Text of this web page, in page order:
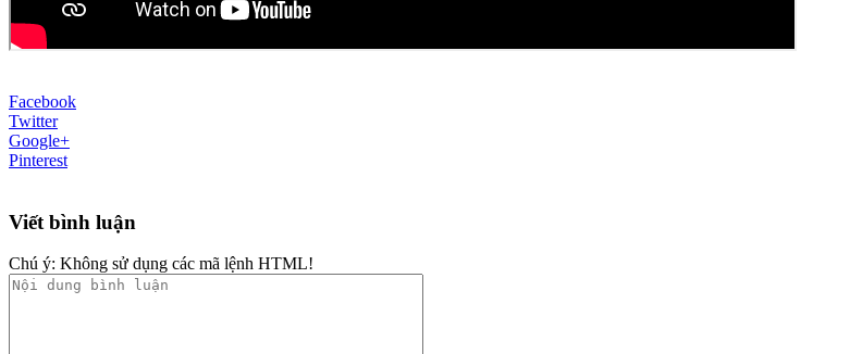
Facebook
Twitter
Google+
Pinterest
Viết bình luận
Chú ý: Không sử dụng các mã lệnh HTML!